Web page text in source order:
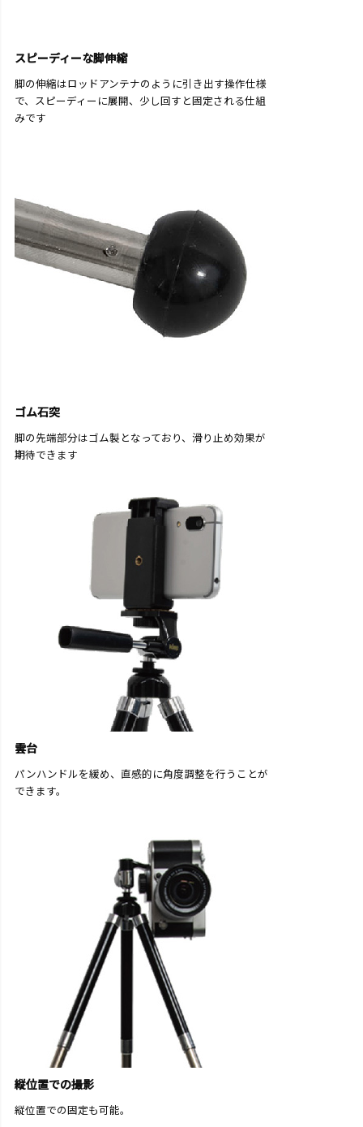
スピーディーな脚伸縮
脚の伸縮はロッドアンテナのように引き出す操作仕様
で、スピーディーに展開、少し回すと固定される仕組
みです
ゴム石突
脚の先端部分はゴム製となっており、滑り止め効果が
期待できます
雲台
パンハンドルを緩め、直感的に角度調整を行うことが
できます。
縦位置での撮影
縦位置での固定も可能。